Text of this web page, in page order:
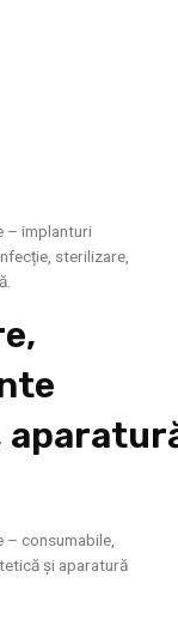
– implanturi
sterilizare,
– consumabile,
și aparatură